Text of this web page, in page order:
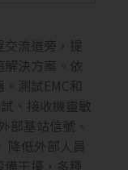
流道旁，提
決方案。依
測試EMC和
、接收機靈敏
部基站信號、
降低外部人員
干擾，多種